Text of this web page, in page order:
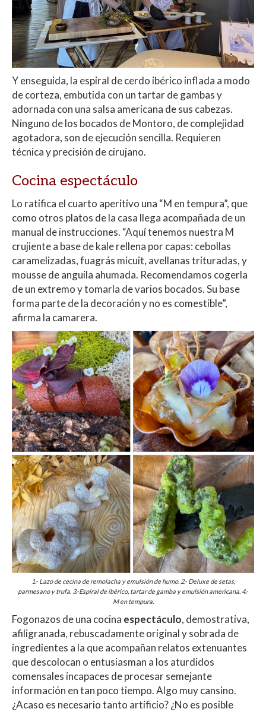
Y enseguida, la espiral de cerdo ibérico inflada a modo
de corteza, embutida con un tartar de gambas y
adornada con una salsa americana de sus cabezas.
Ninguno de los bocados de Montoro, de complejidad
agotadora, son de ejecución sencilla. Requieren
técnica y precisión de cirujano.
Cocina espectáculo
Lo ratifica el cuarto aperitivo una “M en tempura”, que
como otros platos de la casa llega acompañada de un
manual de instrucciones. “Aquí tenemos nuestra M
crujiente a base de kale rellena por capas: cebollas
caramelizadas, fuagrás micuit, avellanas trituradas, y
mousse de anguila ahumada. Recomendamos cogerla
de un extremo y tomarla de varios bocados. Su base
forma parte de la decoración y no es comestible”,
afirma la camarera.
1.- Lazo de cecina de remolacha y emulsión de humo. 2.- Deluxe de setas,
parmesano y trufa. 3.-Espiral de ibérico, tartar de gamba y emulsión americana. 4.-
M en tempura.
Fogonazos de una cocina espectáculo, demostrativa,
afiligranada, rebuscadamente original y sobrada de
ingredientes a la que acompañan relatos extenuantes
que descolocan o entusiasman a los aturdidos
comensales incapaces de procesar semejante
información en tan poco tiempo. Algo muy cansino.
¿Acaso es necesario tanto artificio? ¿No es posible